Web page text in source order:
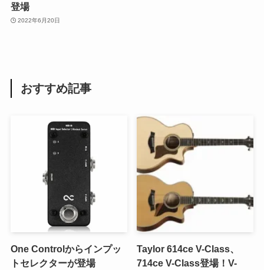
登場
2022年6月20日
おすすめ記事
One Controlからインプッ
トセレクターが登場
Taylor 614ce V-Class、
714ce V-Class登場！V-